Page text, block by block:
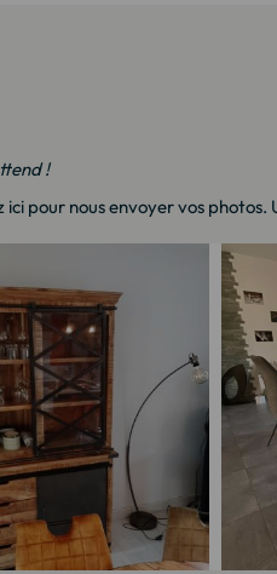
!
ici pour nous envoyer vos